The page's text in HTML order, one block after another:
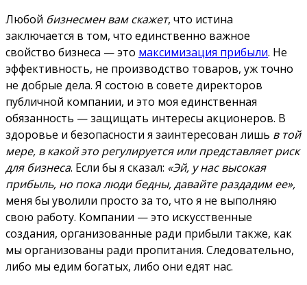
Любой бизнесмен вам скажет, что истина
заключается в том, что единственно важное
свойство бизнеса — это максимизация прибыли. Не
эффективность, не производство товаров, уж точно
не добрые дела. Я состою в совете директоров
публичной компании, и это моя единственная
обязанность — защищать интересы акционеров. В
здоровье и безопасности я заинтересован лишь в той
мере, в какой это регулируется или представляет риск
для бизнеса. Если бы я сказал: «Эй, у нас высокая
прибыль, но пока люди бедны, давайте раздадим ее»,
меня бы уволили просто за то, что я не выполняю
свою работу. Компании — это искусственные
создания, организованные ради прибыли также, как
мы организованы ради пропитания. Следовательно,
либо мы едим богатых, либо они едят нас.